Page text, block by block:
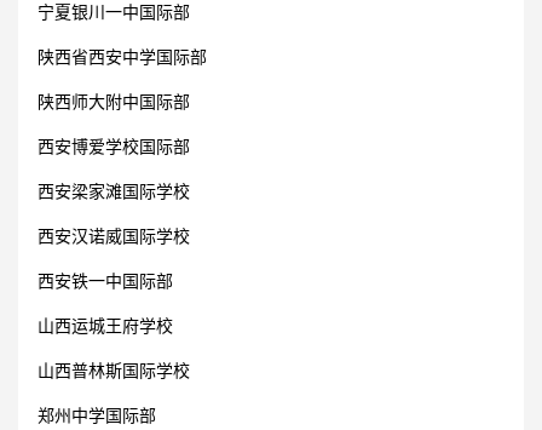
宁夏银川一中国际部
陕西省西安中学国际部
陕西师大附中国际部
西安博爱学校国际部
西安梁家滩国际学校
西安汉诺威国际学校
西安铁一中国际部
山西运城王府学校
山西普林斯国际学校
郑州中学国际部